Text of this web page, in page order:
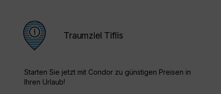
Traumziel Tiflis
Starten Sie jetzt mit Condor zu günstigen Preisen in
Ihren Urlaub!